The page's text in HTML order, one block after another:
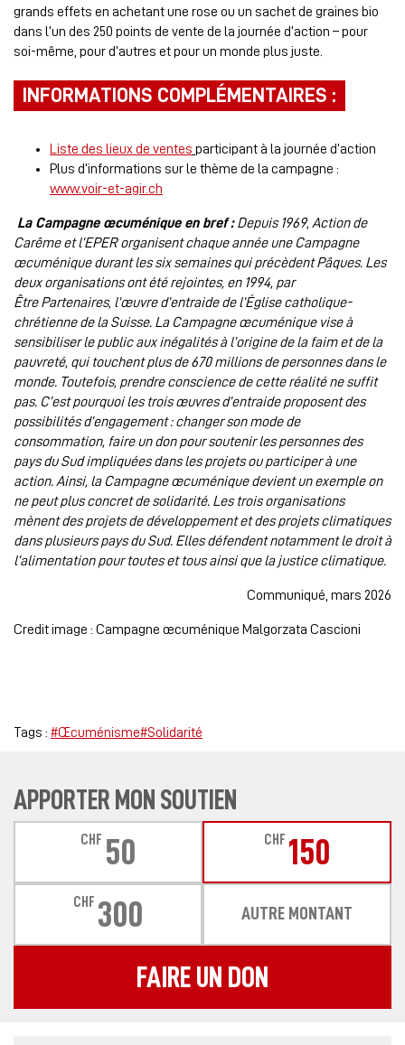
grands effets en achetant une rose ou un sachet de graines bio
dans l’un des 250 points de vente de la journée d’action – pour
soi-même, pour d’autres et pour un monde plus juste.
INFORMATIONS COMPLÉMENTAIRES :
Liste des lieux de ventes participant à la journée d’action
Plus d’informations sur le thème de la campagne :
www.voir-et-agir.ch
La Campagne œcuménique en bref :Depuis 1969, Action de
Carême et l’EPER organisent chaque année une Campagne
œcuménique durant les six semaines qui précèdent Pâques. Les
deux organisations ont été rejointes, en 1994, par
Être Partenaires, l’œuvre d’entraide de l’Église catholique-
chrétienne de la Suisse. La Campagne œcuménique vise à
sensibiliser le public aux inégalités à l’origine de la faim et de la
pauvreté, qui touchent plus de 670 millions de personnes dans le
monde. Toutefois, prendre conscience de cette réalité ne suffit
pas. C’est pourquoi les trois œuvres d’entraide proposent des
possibilités d’engagement : changer son mode de
consommation, faire un don pour soutenir les personnes des
pays du Sud impliquées dans les projets ou participer à une
action. Ainsi, la Campagne œcuménique devient un exemple on
ne peut plus concret de solidarité. Les trois organisations
mènent des projets de développement et des projets climatiques
dans plusieurs pays du Sud. Elles défendent notamment le droit à
l’alimentation pour toutes et tous ainsi que la justice climatique.
Communiqué, mars 2026
Credit image : Campagne œcuménique Malgorzata Cascioni
Tags : #Œcuménisme#Solidarité
APPORTER MON SOUTIEN
CHF 50 CHF 150
CHF 300 AUTRE MONTANT
FAIRE UN DON